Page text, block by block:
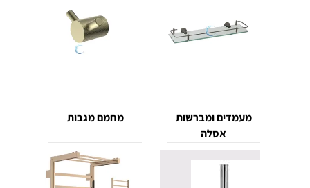
מעמדים ומברשות
אסלה
מחמם מגבות